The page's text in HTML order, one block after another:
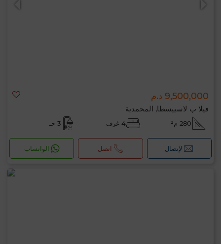
9,500,000 د.م
فيلا ب لاسييسطا, المحمدية
280 م² 4 غرف 3 حـ
لإتصال اتصل الواتساب